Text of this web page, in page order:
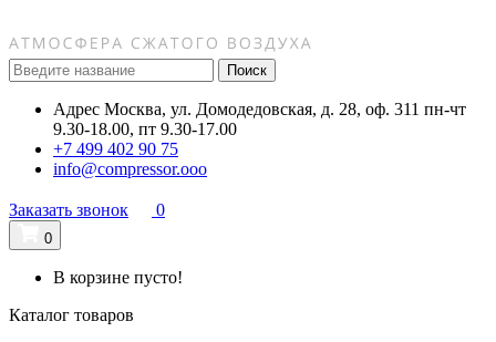
Поиск
Адрес Москва, ул. Домодедовская, д. 28, оф. 311 пн-чт
9.30-18.00, пт 9.30-17.00
+7 499 402 90 75
info@compressor.ooo
Заказать звонок 0
0
В корзине пусто!
Каталог товаров